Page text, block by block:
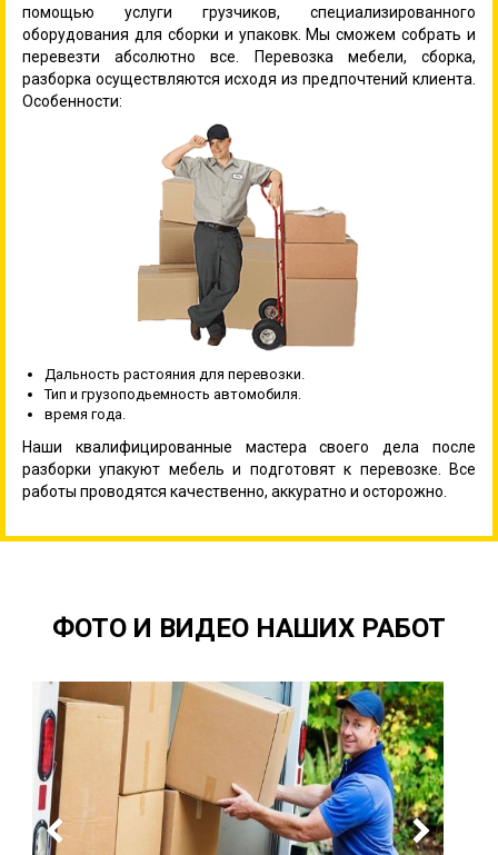
помощью услуги грузчиков, специализированного
оборудования для сборки и упаковк. Мы сможем собрать и
перевезти абсолютно все. Перевозка мебели, сборка,
разборка осуществляются исходя из предпочтений клиента.
Особенности:
Дальность растояния для перевозки.
Тип и грузоподьемность автомобиля.
время года.
Наши квалифицированные мастера своего дела после
разборки упакуют мебель и подготовят к перевозке. Все
работы проводятся качественно, аккуратно и осторожно.
ФОТО И ВИДЕО НАШИХ РАБОТ